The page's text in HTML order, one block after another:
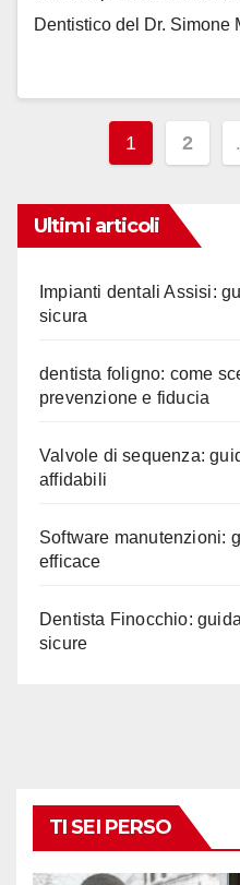
Dentistico del Dr.
articoli
1 2
Ultimi articoli
Impianti dentali Assisi:
sicura
dentista foligno: come
prevenzione e fiducia
Valvole di sequenza:
affidabili
Software manutenzioni:
efficace
Dentista Finocchio:
sicure
TI SEI PERSO